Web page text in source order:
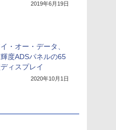
2019年6月19日
・オー・データ、
度ADSパネルの65
ィスプレイ
2020年10月1日